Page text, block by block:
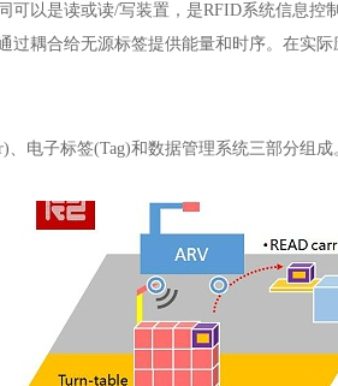
可以是读或读/写装置，是RFID系统信息控
过耦合给无源标签提供能量和时序。在实
、电子标签(Tag)和数据管理系统三部分组成